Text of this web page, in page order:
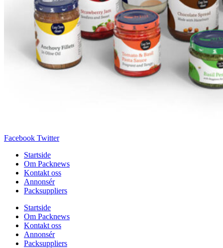
Facebook Twitter
Startside
Om Packnews
Kontakt oss
Annonsér
Packsuppliers
Startside
Om Packnews
Kontakt oss
Annonsér
Packsuppliers